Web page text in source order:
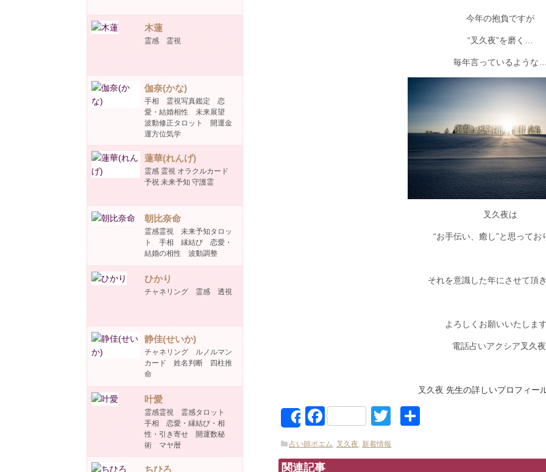
木蓮
霊感 霊視
伽奈(かな)
手相 霊視写真鑑定 恋
愛・結婚相性 未来展望
波動修正タロット 開運金
運方位気学
蓮華(れんげ)
霊感 霊視 オラクルカード
予祝 未来予知 守護霊
朝比奈命
霊感霊視 未来予知タロッ
ト 手相 縁結び 恋愛・
結婚の相性 波動調整
ひかり
チャネリング 霊感 透視
静佳(せいか)
チャネリング ルノルマン
カード 姓名判断 四柱推
命
叶愛
霊感霊視 霊感タロット
手相 恋愛・縁結び・相
性・引き寄せ 開運数秘
術 マヤ暦
ちひろ
今年の抱負ですが
“叉久夜”を磨く…
毎年言っているような
叉久夜は
“お手伝い、癒し”と思ってお
それを意識した年にさせて頂
よろしくお願いいたしま
電話占いアクシア叉久夜
叉久夜 先生の詳しいプロフィー
ShareFacebookTwitter
占い師ポエム, 叉久夜, 新着情報
関連記事